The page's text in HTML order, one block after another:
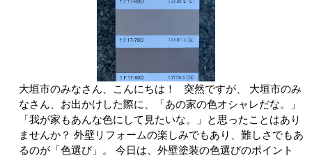
大垣市のみなさん、こんにちは！ 突然ですが、 大垣市のみ
なさん、お出かけした際に、「あの家の色オシャレだな。」
「我が家もあんな色にして見たいな。」と思ったことはあり
ませんか？ 外壁リフォームの楽しみでもあり、難しさでもあ
るのが「色選び」。 今日は、外壁塗装の色選びのポイント